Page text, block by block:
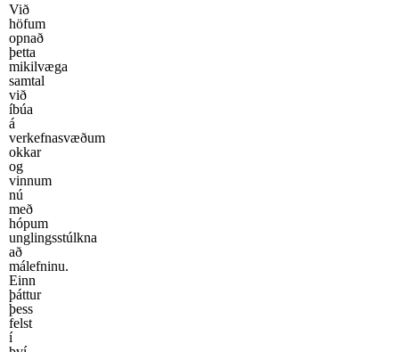
Við
höfum
opnað
þetta
mikilvæga
samtal
við
íbúa
á
verkefnasvæðum
okkar
og
vinnum
nú
með
hópum
unglingsstúlkna
að
málefninu.
Einn
þáttur
þess
felst
í